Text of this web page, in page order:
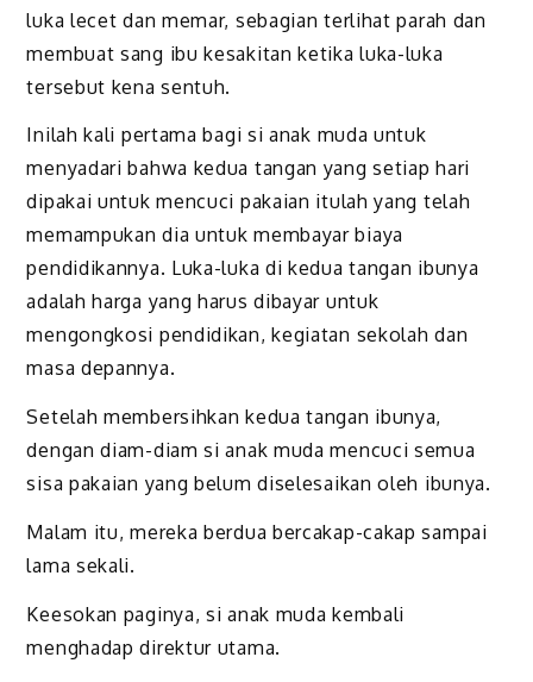
luka lecet dan memar, sebagian terlihat parah dan
membuat sang ibu kesakitan ketika luka-luka
tersebut kena sentuh.
Inilah kali pertama bagi si anak muda untuk
menyadari bahwa kedua tangan yang setiap hari
dipakai untuk mencuci pakaian itulah yang telah
memampukan dia untuk membayar biaya
pendidikannya. Luka-luka di kedua tangan ibunya
adalah harga yang harus dibayar untuk
mengongkosi pendidikan, kegiatan sekolah dan
masa depannya.
Setelah membersihkan kedua tangan ibunya,
dengan diam-diam si anak muda mencuci semua
sisa pakaian yang belum diselesaikan oleh ibunya.
Malam itu, mereka berdua bercakap-cakap sampai
lama sekali.
Keesokan paginya, si anak muda kembali
menghadap direktur utama.